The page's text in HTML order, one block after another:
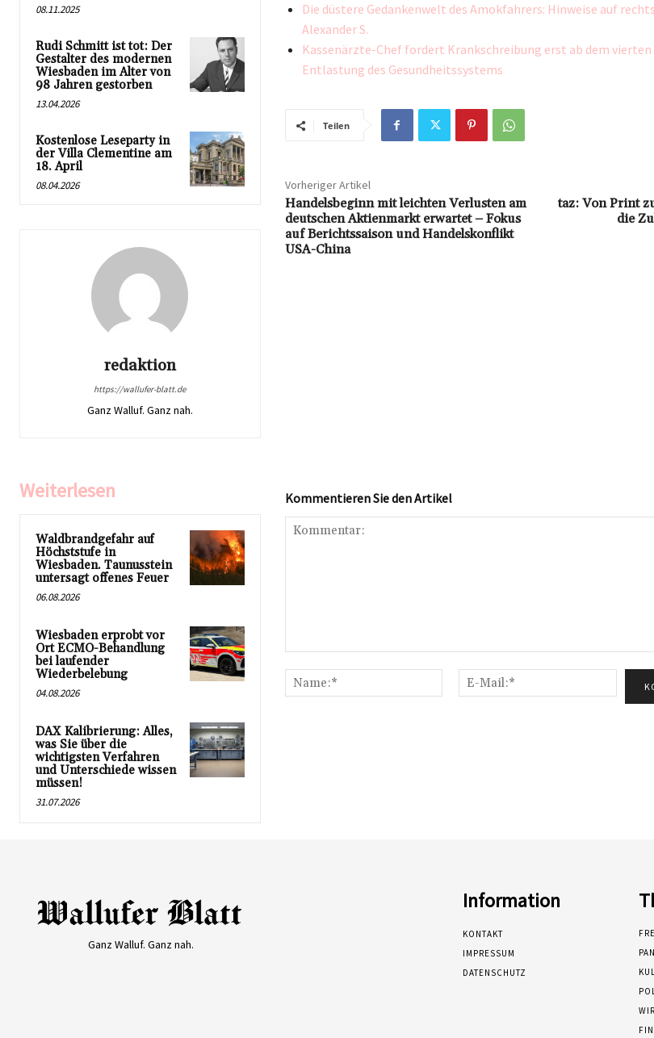
08.11.2025
Rudi Schmitt ist tot: Der
Gestalter des modernen
Wiesbaden im Alter von
98 Jahren gestorben
13.04.2026
Kostenlose Leseparty in
der Villa Clementine am
18. April
08.04.2026
redaktion
https://wallufer-blatt.de
Ganz Walluf. Ganz nah.
Die düstere Gedankenwelt des Amokfahrers: Hinweise auf
Alexander S.
Kassenärzte-Chef fordert Krankschreibung erst ab dem
Entlastung des Gesundheitssystems
Teilen
Vorheriger Artikel
Handelsbeginn mit leichten Verlusten am
deutschen Aktienmarkt erwartet – Fokus
auf Berichtssaison und Handelskonflikt
USA-China
taz: Von Print
die
Weiterlesen
Waldbrandgefahr auf
Höchststufe in
Wiesbaden. Taunusstein
untersagt offenes Feuer
06.08.2026
Wiesbaden erprobt vor
Ort ECMO-Behandlung
bei laufender
Wiederbelebung
04.08.2026
DAX Kalibrierung: Alles,
was Sie über die
wichtigsten Verfahren
und Unterschiede wissen
müssen!
31.07.2026
Kommentieren Sie den Artikel
Name:*
Mail:*
Ganz Walluf. Ganz nah.
Information
KONTAKT
IMPRESSUM
DATENSCHUTZ